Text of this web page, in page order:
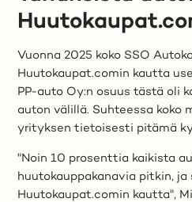
Vuonna 2025 koko SSO
Huutokaupat.comin kautta
PP-auto Oy:n osuus tästä oli
auton välillä. Suhteessa koko
yrityksen tietoisesti pitämä
"Noin 10 prosenttia kaikista
huutokauppakanavia pitkin, ja
Huutokaupat.comin kautta",